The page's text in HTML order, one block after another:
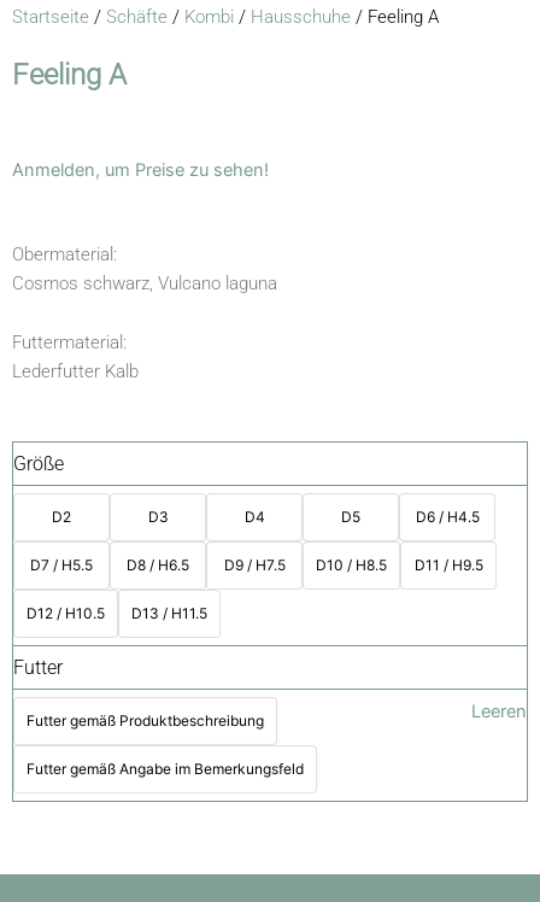
Startseite / Schäfte / Kombi / Hausschuhe / Feeling A
Feeling A
Anmelden, um Preise zu sehen!
Obermaterial:
Cosmos schwarz, Vulcano laguna
Futtermaterial:
Lederfutter Kalb
Größe
D2 D3 D4 D5 D6 / H4.5
D7 / H5.5 D8 / H6.5 D9 / H7.5 D10 / H8.5 D11 / H9.5
D12 / H10.5 D13 / H11.5
Futter
Futter gemäß Produktbeschreibung
Futter gemäß Angabe im Bemerkungsfeld
Leeren